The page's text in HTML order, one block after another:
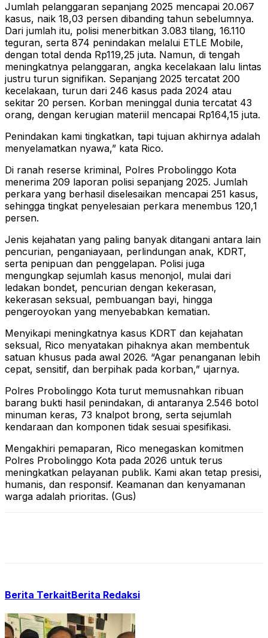
Jumlah pelanggaran sepanjang 2025 mencapai 20.067
kasus, naik 18,03 persen dibanding tahun sebelumnya.
Dari jumlah itu, polisi menerbitkan 3.083 tilang, 16.110
teguran, serta 874 penindakan melalui ETLE Mobile,
dengan total denda Rp119,25 juta. Namun, di tengah
meningkatnya pelanggaran, angka kecelakaan lalu lintas
justru turun signifikan. Sepanjang 2025 tercatat 200
kecelakaan, turun dari 246 kasus pada 2024 atau
sekitar 20 persen. Korban meninggal dunia tercatat 43
orang, dengan kerugian materiil mencapai Rp164,15 juta.
Penindakan kami tingkatkan, tapi tujuan akhirnya adalah
menyelamatkan nyawa,” kata Rico.
Di ranah reserse kriminal, Polres Probolinggo Kota
menerima 209 laporan polisi sepanjang 2025. Jumlah
perkara yang berhasil diselesaikan mencapai 251 kasus,
sehingga tingkat penyelesaian perkara menembus 120,1
persen.
Jenis kejahatan yang paling banyak ditangani antara lain
pencurian, penganiayaan, perlindungan anak, KDRT,
serta penipuan dan penggelapan. Polisi juga
mengungkap sejumlah kasus menonjol, mulai dari
ledakan bondet, pencurian dengan kekerasan,
kekerasan seksual, pembuangan bayi, hingga
pengeroyokan yang menyebabkan kematian.
Menyikapi meningkatnya kasus KDRT dan kejahatan
seksual, Rico menyatakan pihaknya akan membentuk
satuan khusus pada awal 2026. “Agar penanganan lebih
cepat, sensitif, dan berpihak pada korban,” ujarnya.
Polres Probolinggo Kota turut memusnahkan ribuan
barang bukti hasil penindakan, di antaranya 2.546 botol
minuman keras, 73 knalpot brong, serta sejumlah
kendaraan dan komponen tidak sesuai spesifikasi.
Mengakhiri pemaparan, Rico menegaskan komitmen
Polres Probolinggo Kota pada 2026 untuk terus
meningkatkan pelayanan publik. Kami akan tetap presisi,
humanis, dan responsif. Keamanan dan kenyamanan
warga adalah prioritas. (Gus)
Berita TerkaitBerita Redaksi